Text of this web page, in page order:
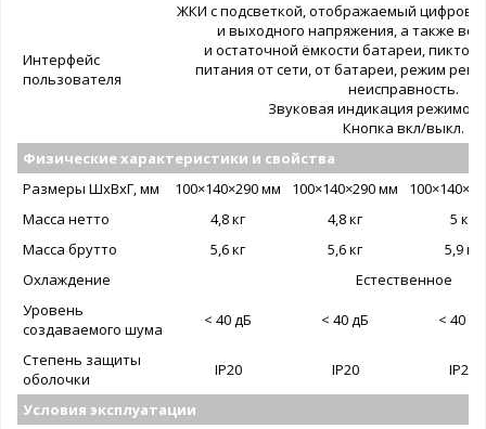
Интерфейс
пользователя
ЖКИ с подсветкой, отображаемый
и выходного напряжения, а также
и остаточной ёмкости батареи,
питания от сети, от батареи, режим
неисправность.
Звуковая индикация режимов
Кнопка вкл/выкл.
Физические характеристики и свойства
Размеры ШxВxГ, мм
100×140×290 мм 100×140×290 мм
Масса нетто
4,8 кг 4,8 кг
5 кг
Масса брутто
5,6 кг 5,6 кг
5,9 кг
Охлаждение
Естественное
Уровень
создаваемого шума
< 40 дБ < 40 дБ < 40 дБ
Степень защиты
оболочки
IP20 IP20 IP20
Условия эксплуатации